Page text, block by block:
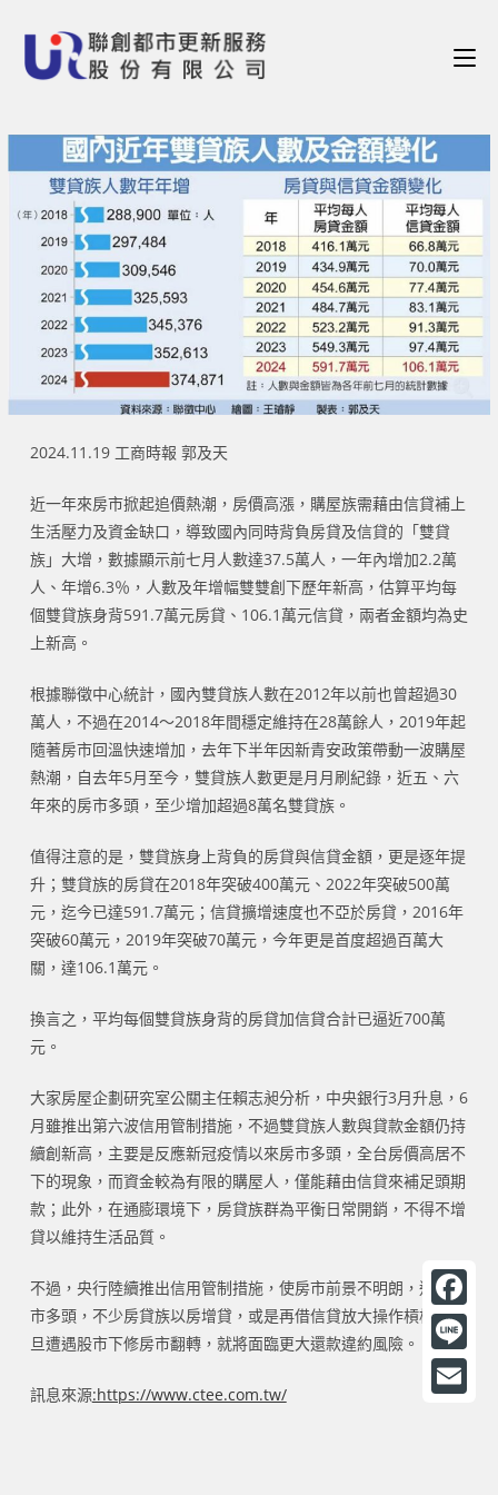
2024.11.19 工商時報 郭及天
近一年來房市掀起追價熱潮，房價高漲，購屋族需藉由信貸補上
生活壓力及資金缺口，導致國內同時背負房貸及信貸的「雙貸
族」大增，數據顯示前七月人數達37.5萬人，一年內增加2.2萬
人、年增6.3％，人數及年增幅雙雙創下歷年新高，估算平均每
個雙貸族身背591.7萬元房貸、106.1萬元信貸，兩者金額均為史
上新高。
根據聯徵中心統計，國內雙貸族人數在2012年以前也曾超過30
萬人，不過在2014～2018年間穩定維持在28萬餘人，2019年起
隨著房市回溫快速增加，去年下半年因新青安政策帶動一波購屋
熱潮，自去年5月至今，雙貸族人數更是月月刷紀錄，近五、六
年來的房市多頭，至少增加超過8萬名雙貸族。
值得注意的是，雙貸族身上背負的房貸與信貸金額，更是逐年提
升；雙貸族的房貸在2018年突破400萬元、2022年突破500萬
元，迄今已達591.7萬元；信貸擴增速度也不亞於房貸，2016年
突破60萬元，2019年突破70萬元，今年更是首度超過百萬大
關，達106.1萬元。
換言之，平均每個雙貸族身背的房貸加信貸合計已逼近700萬
元。
大家房屋企劃研究室公關主任賴志昶分析，中央銀行3月升息，6
月雖推出第六波信用管制措施，不過雙貸族人數與貸款金額仍持
續創新高，主要是反應新冠疫情以來房市多頭，全台房價高居不
下的現象，而資金較為有限的購屋人，僅能藉由信貸來補足頭期
款；此外，在通膨環境下，房貸族群為平衡日常開銷，不得不增
貸以維持生活品質。
不過，央行陸續推出信用管制措施，使房市前景不明朗，這波房
市多頭，不少房貸族以房增貸，或是再借信貸放大操作槓桿，一
旦遭遇股市下修房市翻轉，就將面臨更大還款違約風險。
訊息來源:https://www.ctee.com.tw/
F
a
c
L